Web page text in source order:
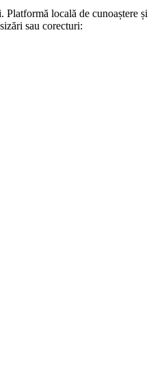
. Platformă locală de cunoaștere și
sau corecturi: